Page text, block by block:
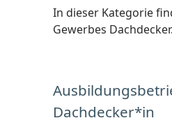
In dieser Kategorie
Gewerbes
Dachdecker*in